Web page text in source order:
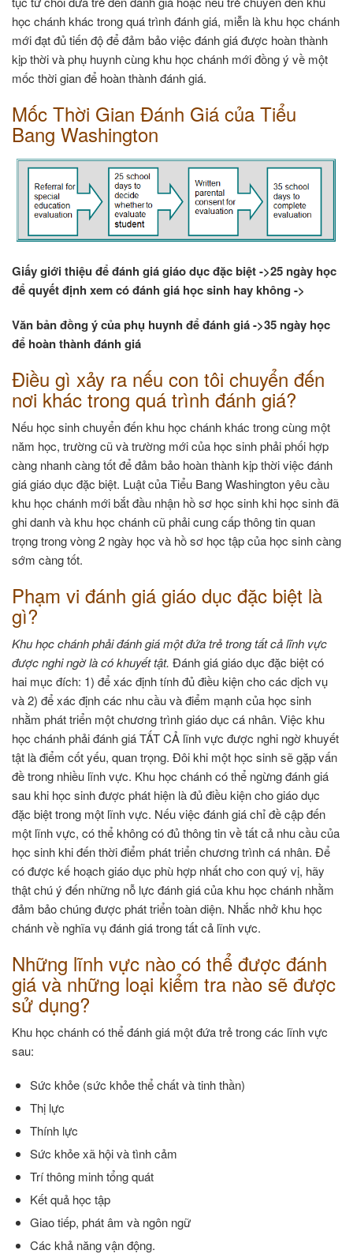
học chánh khác trong quá trình đánh giá, miễn là khu học chánh
mới đạt đủ tiến độ để đảm bảo việc đánh giá được hoàn thành
kịp thời và phụ huynh cùng khu học chánh mới đồng ý về một
mốc thời gian để hoàn thành đánh giá.
Mốc Thời Gian Đánh Giá của Tiểu
Bang Washington
Giấy giới thiệu để đánh giá giáo dục đặc biệt ->25 ngày học
để quyết định xem có đánh giá học sinh hay không ->
Văn bản đồng ý của phụ huynh để đánh giá ->35 ngày học
để hoàn thành đánh giá
Điều gì xảy ra nếu con tôi chuyển đến
nơi khác trong quá trình đánh giá?
Nếu học sinh chuyển đến khu học chánh khác trong cùng một
năm học, trường cũ và trường mới của học sinh phải phối hợp
càng nhanh càng tốt để đảm bảo hoàn thành kịp thời việc đánh
giá giáo dục đặc biệt. Luật của Tiểu Bang Washington yêu cầu
khu học chánh mới bắt đầu nhận hồ sơ học sinh khi học sinh đã
ghi danh và khu học chánh cũ phải cung cấp thông tin quan
trọng trong vòng 2 ngày học và hồ sơ học tập của học sinh càng
sớm càng tốt.
Phạm vi đánh giá giáo dục đặc biệt là
gì?
Khu học chánh phải đánh giá một đứa trẻ trong tất cả lĩnh vực
được nghi ngờ là có khuyết tật. Đánh giá giáo dục đặc biệt có
hai mục đích: 1) để xác định tính đủ điều kiện cho các dịch vụ
và 2) để xác định các nhu cầu và điểm mạnh của học sinh
nhằm phát triển một chương trình giáo dục cá nhân. Việc khu
học chánh phải đánh giá TẤT CẢ lĩnh vực được nghi ngờ khuyết
tật là điểm cốt yếu, quan trọng. Đôi khi một học sinh sẽ gặp vấn
đề trong nhiều lĩnh vực. Khu học chánh có thể ngừng đánh giá
sau khi học sinh được phát hiện là đủ điều kiện cho giáo dục
đặc biệt trong một lĩnh vực. Nếu việc đánh giá chỉ đề cập đến
một lĩnh vực, có thể không có đủ thông tin về tất cả nhu cầu của
học sinh khi đến thời điểm phát triển chương trình cá nhân. Để
có được kế hoạch giáo dục phù hợp nhất cho con quý vị, hãy
thật chú ý đến những nỗ lực đánh giá của khu học chánh nhằm
đảm bảo chúng được phát triển toàn diện. Nhắc nhở khu học
chánh về nghĩa vụ đánh giá trong tất cả lĩnh vực.
Những lĩnh vực nào có thể được đánh
giá và những loại kiểm tra nào sẽ được
sử dụng?
Khu học chánh có thể đánh giá một đứa trẻ trong các lĩnh vực
sau:
Sức khỏe (sức khỏe thể chất và tinh thần)
Thị lực
Thính lực
Sức khỏe xã hội và tình cảm
Trí thông minh tổng quát
Kết quả học tập
Giao tiếp, phát âm và ngôn ngữ
Các khả năng vận động.